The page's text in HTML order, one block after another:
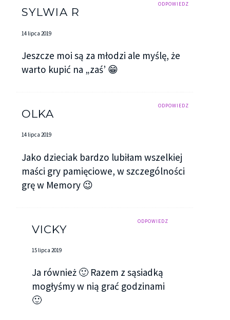
ODPOWIEDZ
SYLWIA R
14 lipca 2019
Jeszcze moi są za młodzi ale myślę, że
warto kupić na „zaś’ 😁
ODPOWIEDZ
OLKA
14 lipca 2019
Jako dzieciak bardzo lubiłam wszelkiej
maści gry pamięciowe, w szczególności
grę w Memory 😉
ODPOWIEDZ
VICKY
15 lipca 2019
Ja również 🙂 Razem z sąsiadką
mogłyśmy w nią grać godzinami
🙂